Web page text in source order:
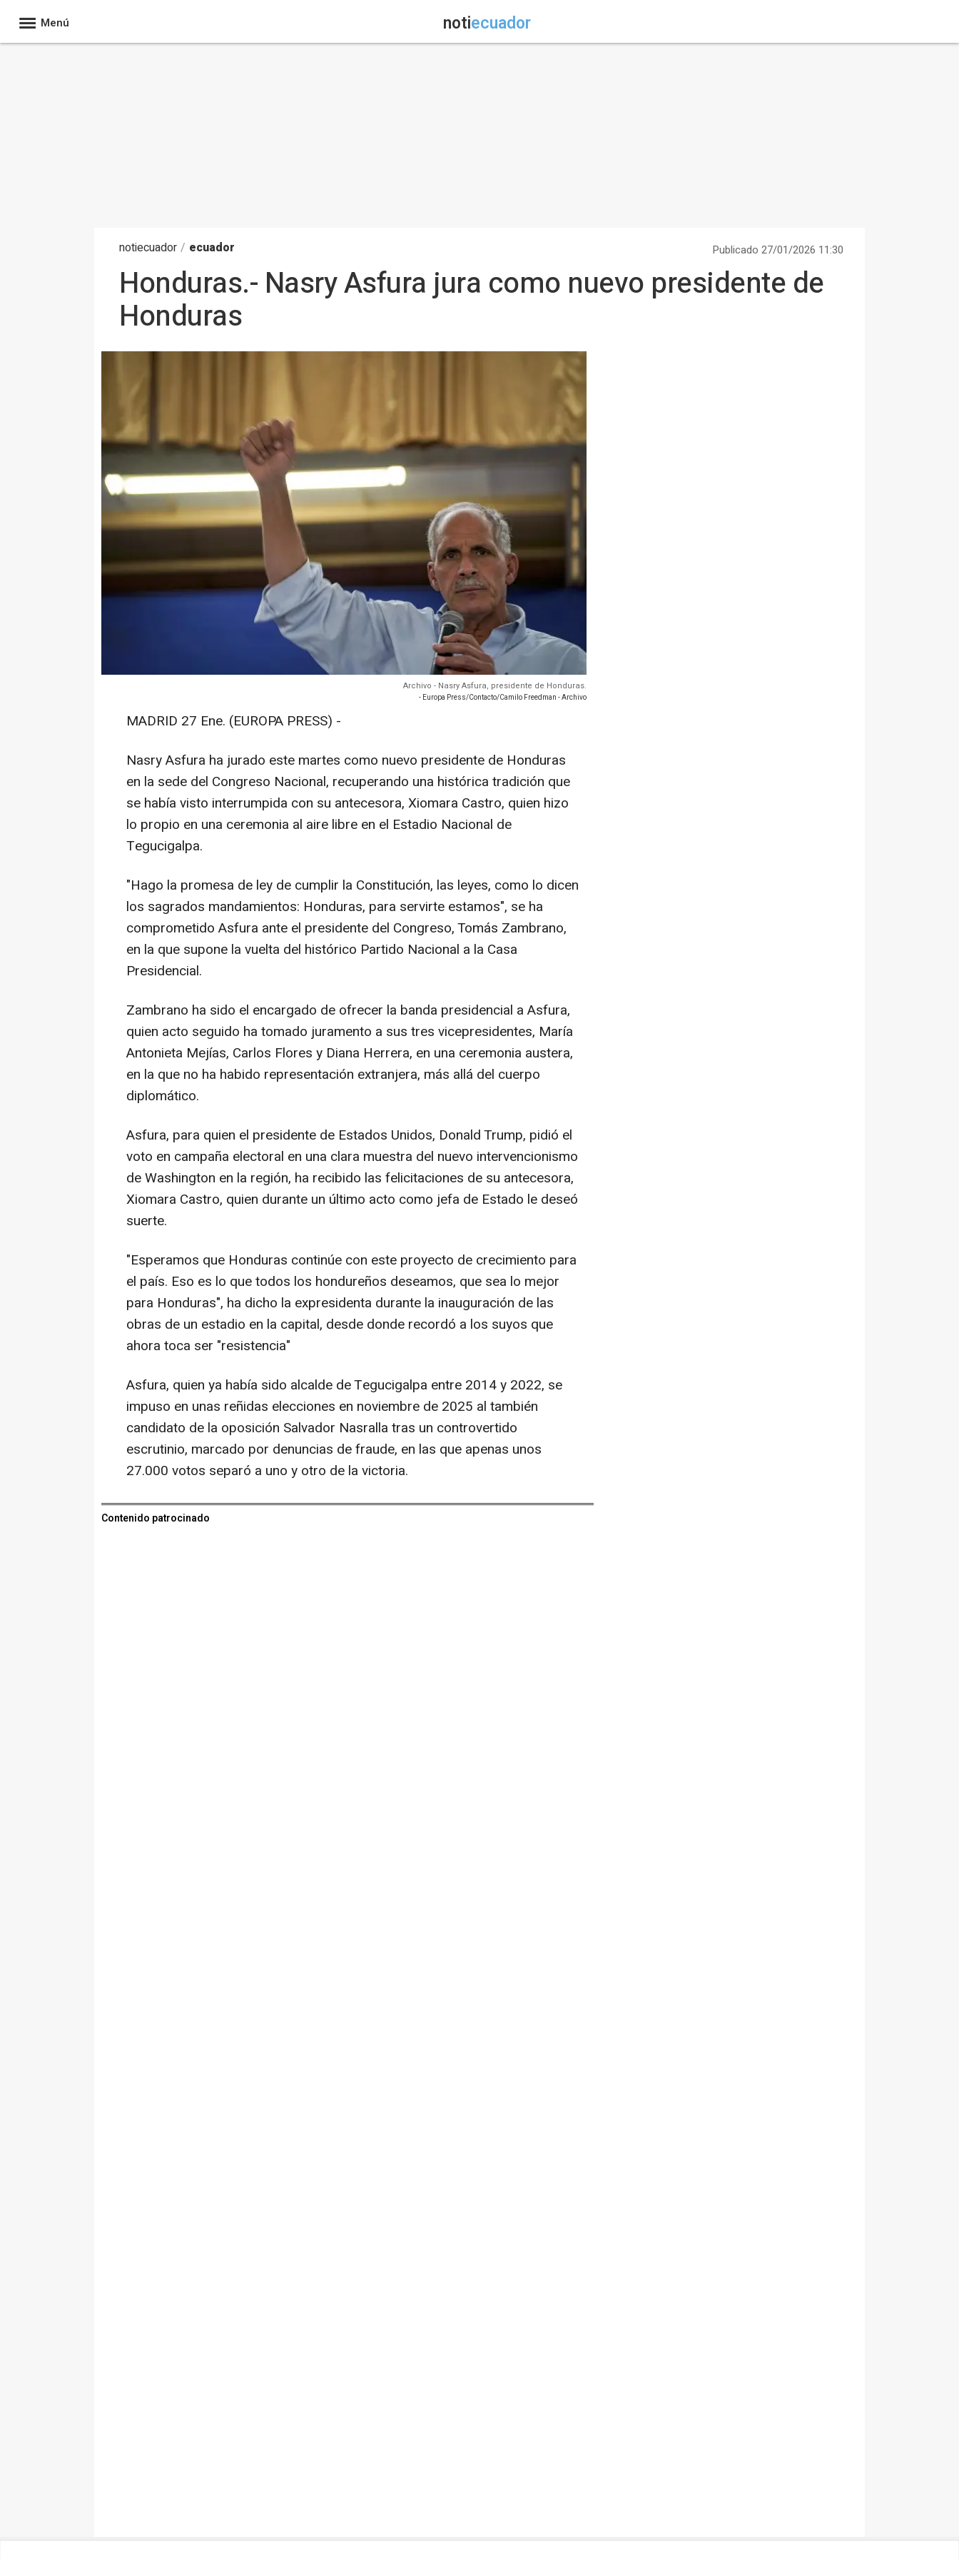
Menú notiecuador
notiecuador / ecuador Publicado 27/01/2026 11:30
Honduras.- Nasry Asfura jura como nuevo presidente de
Honduras
Archivo - Nasry Asfura, presidente de Honduras.
- Europa Press/Contacto/Camilo Freedman - Archivo
MADRID 27 Ene. (EUROPA PRESS) -
Nasry Asfura ha jurado este martes como nuevo presidente de Honduras
en la sede del Congreso Nacional, recuperando una histórica tradición que
se había visto interrumpida con su antecesora, Xiomara Castro, quien hizo
lo propio en una ceremonia al aire libre en el Estadio Nacional de
Tegucigalpa.
"Hago la promesa de ley de cumplir la Constitución, las leyes, como lo dicen
los sagrados mandamientos: Honduras, para servirte estamos", se ha
comprometido Asfura ante el presidente del Congreso, Tomás Zambrano,
en la que supone la vuelta del histórico Partido Nacional a la Casa
Presidencial.
Zambrano ha sido el encargado de ofrecer la banda presidencial a Asfura,
quien acto seguido ha tomado juramento a sus tres vicepresidentes, María
Antonieta Mejías, Carlos Flores y Diana Herrera, en una ceremonia austera,
en la que no ha habido representación extranjera, más allá del cuerpo
diplomático.
Asfura, para quien el presidente de Estados Unidos, Donald Trump, pidió el
voto en campaña electoral en una clara muestra del nuevo intervencionismo
de Washington en la región, ha recibido las felicitaciones de su antecesora,
Xiomara Castro, quien durante un último acto como jefa de Estado le deseó
suerte.
"Esperamos que Honduras continúe con este proyecto de crecimiento para
el país. Eso es lo que todos los hondureños deseamos, que sea lo mejor
para Honduras", ha dicho la expresidenta durante la inauguración de las
obras de un estadio en la capital, desde donde recordó a los suyos que
ahora toca ser "resistencia"
Asfura, quien ya había sido alcalde de Tegucigalpa entre 2014 y 2022, se
impuso en unas reñidas elecciones en noviembre de 2025 al también
candidato de la oposición Salvador Nasralla tras un controvertido
escrutinio, marcado por denuncias de fraude, en las que apenas unos
27.000 votos separó a uno y otro de la victoria.
Contenido patrocinado